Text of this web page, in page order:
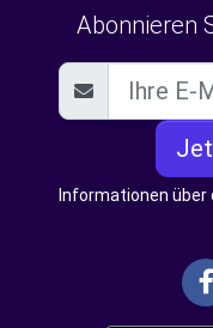
Abonnieren
Informationen über